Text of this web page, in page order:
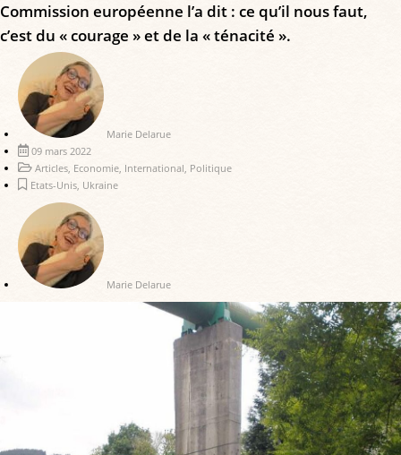
Commission européenne l’a dit : ce qu’il nous faut,
c’est du « courage » et de la « ténacité ».
Marie Delarue
09 mars 2022
Articles, Economie, International, Politique
Etats-Unis, Ukraine
Marie Delarue